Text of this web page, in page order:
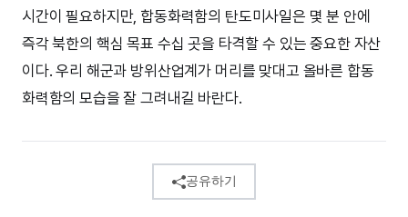
시간이 필요하지만, 합동화력함의 탄도미사일은 몇 분 안에
즉각 북한의 핵심 목표 수십 곳을 타격할 수 있는 중요한 자산
이다. 우리 해군과 방위산업계가 머리를 맞대고 올바른 합동
화력함의 모습을 잘 그려내길 바란다.
공유하기